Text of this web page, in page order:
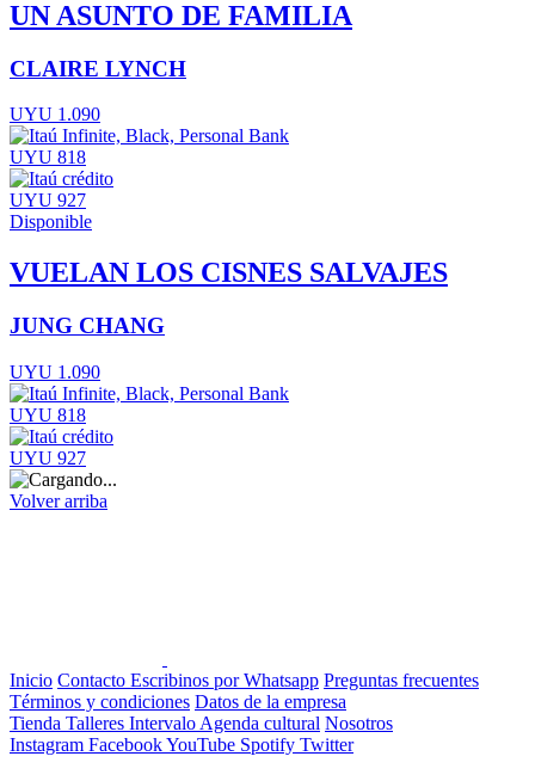
UN ASUNTO DE FAMILIA
CLAIRE LYNCH
UYU 1.090
UYU 818
UYU 927
Disponible
VUELAN LOS CISNES SALVAJES
JUNG CHANG
UYU 1.090
UYU 818
UYU 927
Volver arriba
Inicio Contacto Escribinos por Whatsapp Preguntas frecuentes
Términos y condiciones Datos de la empresa
Tienda Talleres Intervalo Agenda cultural Nosotros
Instagram FacebookYouTube Spotify Twitter